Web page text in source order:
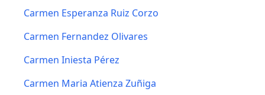
Carmen Esperanza Ruiz Corzo
Carmen Fernandez Olivares
Carmen Iniesta Pérez
Carmen Maria Atienza Zuñiga